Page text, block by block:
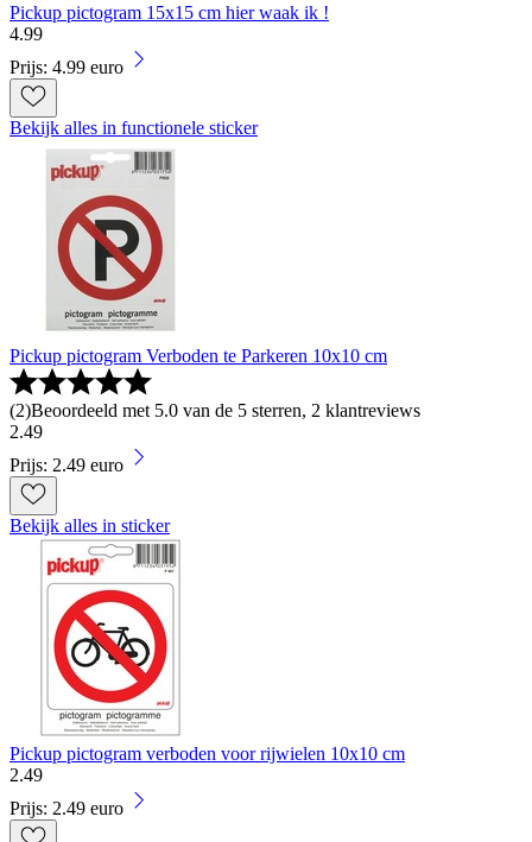
Pickup pictogram 15x15 cm hier waak ik !
4.99
Prijs: 4.99 euro
Bekijk alles in functionele sticker
Pickup pictogram Verboden te Parkeren 10x10 cm
(2)Beoordeeld met 5.0 van de 5 sterren, 2 klantreviews
2.49
Prijs: 2.49 euro
Bekijk alles in sticker
Pickup pictogram verboden voor rijwielen 10x10 cm
2.49
Prijs: 2.49 euro